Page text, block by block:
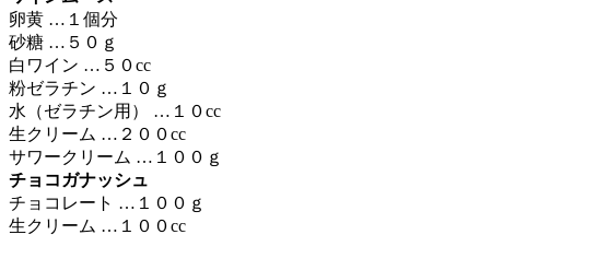
卵黄 …１個分
砂糖 …５０ｇ
白ワイン …５０cc
粉ゼラチン …１０ｇ
水（ゼラチン用） …１０cc
生クリーム …２００cc
サワークリーム …１００ｇ
チョコガナッシュ
チョコレート …１００ｇ
生クリーム …１００cc